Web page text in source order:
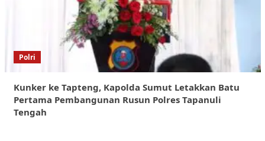
Polri
Kunker ke Tapteng, Kapolda Sumut Letakkan Batu
Pertama Pembangunan Rusun Polres Tapanuli
Tengah